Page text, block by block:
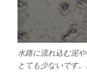
水路に流れ込む泥
とても少ないです